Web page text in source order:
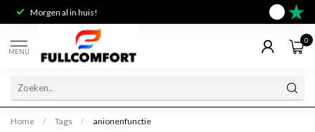
Morgen al in huis!
MENU
0
Home / Tags / anionenfunctie